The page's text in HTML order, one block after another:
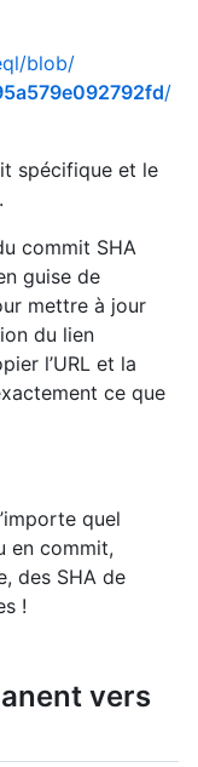
blob/
/
spécifique et le
commit SHA
guise de
mettre à jour
du lien
l’URL et la
ce que
quel
en commit,
des SHA de
!
vers